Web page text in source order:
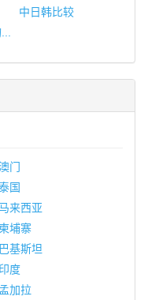
中日韩比较
门
国
来西亚
柬埔寨
巴基斯坦
印度
孟加拉